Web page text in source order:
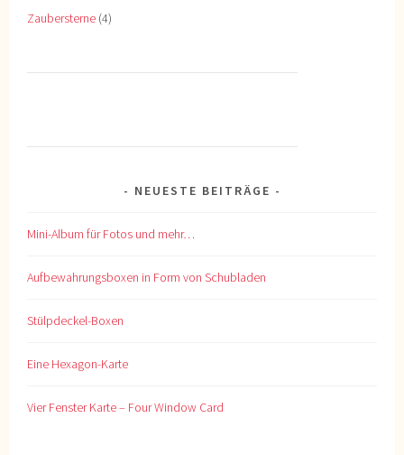
Zaubersterne (4)
NEUESTE BEITRÄGE
Mini-Album für Fotos und mehr…
Aufbewahrungsboxen in Form von Schubladen
Stülpdeckel-Boxen
Eine Hexagon-Karte
Vier Fenster Karte – Four Window Card